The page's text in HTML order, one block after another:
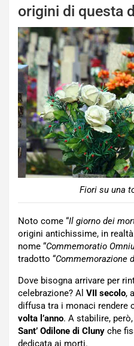
origini di questa
Fiori su una
Noto come “Il giorno dei
origini antichissime, in
nome “Commemoratio
tradotto “Commemorazione
Dove bisogna arrivare per
celebrazione? Al VII secolo,
diffusa tra i monaci rendere
volta l’anno. A stabilire,
Sant’ Odilone di Cluny che
dedicata ai morti.